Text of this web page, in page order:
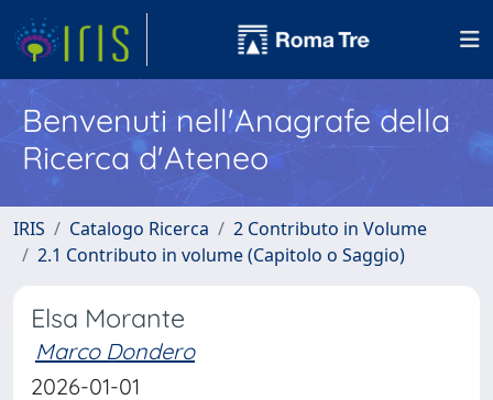
Benvenuti nell'Anagrafe della
Ricerca d'Ateneo
IRIS Catalogo Ricerca
2 Contributo in Volume
2.1 Contributo in volume (Capitolo o Saggio)
Elsa Morante
Marco Dondero
2026-01-01